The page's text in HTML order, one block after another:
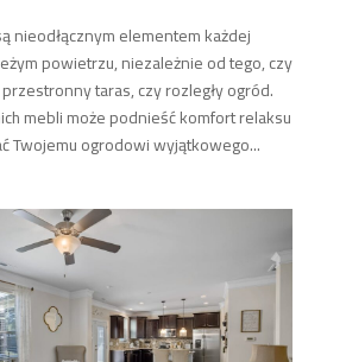
nieodłącznym elementem każdej
powietrzu, niezależnie od tego, czy
taras, czy rozległy ogród.
mebli może podnieść komfort relaksu
Twojemu ogrodowi wyjątkowego...